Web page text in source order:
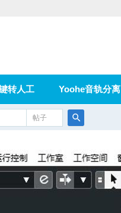
转人工 Yoohe音轨分离
在线论坛
帖子
索